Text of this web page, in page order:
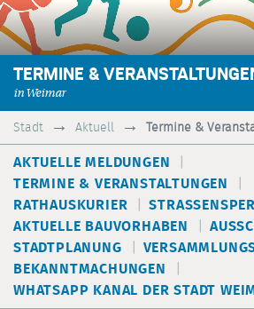
TERMINE &
in Weimar
Stadt Aktuell Termine &
AKTUELLE MELDUNGEN
TERMINE & VERANSTALTUNGEN
RATHAUSKURIER
AKTUELLE BAUVORHABEN
STADTPLANUNG
BEKANNTMACHUNGEN
WHATSAPP KANAL DER STADT